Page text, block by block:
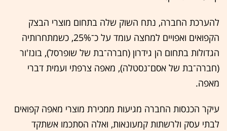
להערכת החברה, נתח השוק שלה בתחום מוצרי הבצק
הקפואים ואפויים למחצה עומד על כ־25%, כשמתחרותיה
הגדולות בתחום הן גידרון (חברה־בת של שופרסל), בונז'ור
(חברה־בת של אסם־נסטלה), מאפה צרפתי ועמית דברי
מאפה.
עיקר הכנסות החברה מגיעות ממכירת מוצרי מאפה קפואים
לבתי עסק ולרשתות קמעונאות, ואלה הסתכמו אשתקד